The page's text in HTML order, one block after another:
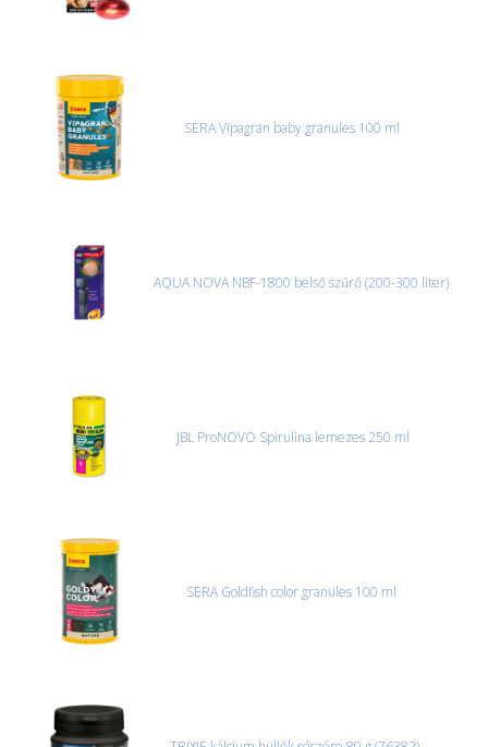
SERA Vipagran baby granules 100 ml
AQUA NOVA NBF-1800 belső szűrő (200-300 liter)
JBL ProNOVO Spirulina lemezes 250 ml
SERA Goldfish color granules 100 ml